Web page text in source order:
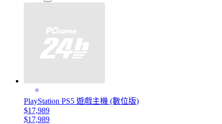
PlayStation PS5 遊戲主機 (數位版)
$17,989
$17,989